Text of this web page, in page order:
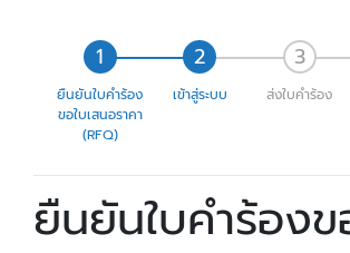
ยืนยันใบคำร้อง
ขอใบเสนอราคา
(RFQ)
เข้าสู่ระบบ ส่งใบคำร้อง
ยืนยันใบคำร้องข